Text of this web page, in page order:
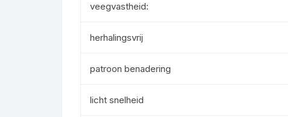
veegvastheid:
herhalingsvrij
patroon benadering
licht snelheid